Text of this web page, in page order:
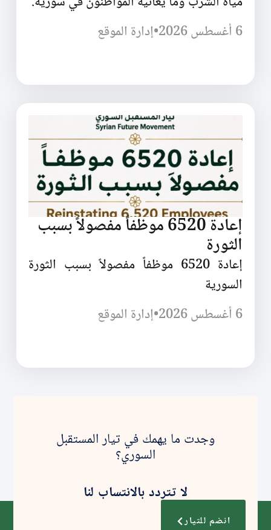
6 أغسطس 2026
•إدارة الموقع
إعادة 6520 موظفاً مفصولاً بسبب
الثورة
إعادة 6520 موظفاً مفصولاً بسبب الثورة
السورية
6 أغسطس 2026
•إدارة الموقع
وجدت ما يهمك في تيار المستقبل
السوري؟
لا تتردد بالانتساب لنا
انضم للتيار